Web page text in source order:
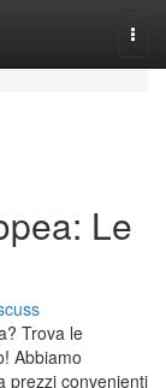
Le
Trova le
Abbiamo
prezzi convenienti